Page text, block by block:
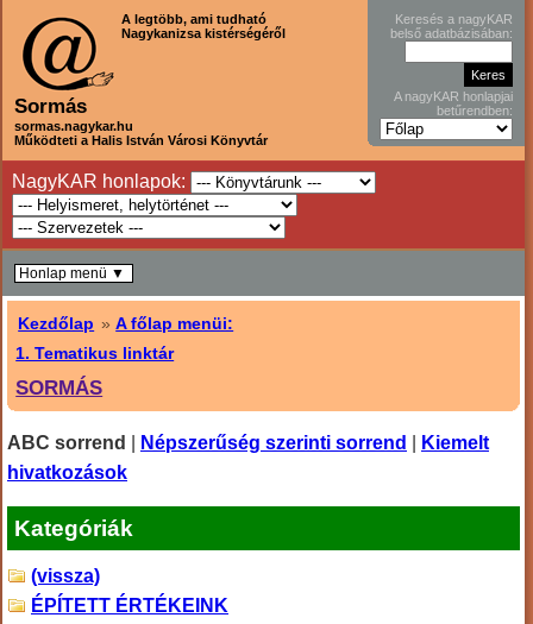
A legtöbb, ami tudható
Nagykanizsa kistérségéről
Sormás
sormas.nagykar.hu
Működteti a Halis István Városi Könyvtár
Keresés a nagyKAR
belső adatbázisában:
A nagyKAR honlapjai
betűrendben:
NagyKAR honlapok:
Kezdőlap »A főlap menüi:
1. Tematikus linktár
SORMÁS
ABC sorrend Népszerűség szerinti sorrend
Kiemelt
hivatkozások
Kategóriák
(vissza)
ÉPÍTETT ÉRTÉKEINK
Honlap menü ▼